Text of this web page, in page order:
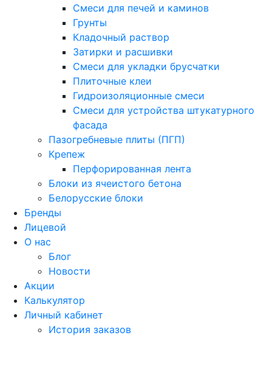
Смеси для печей и каминов
Грунты
Кладочный раствор
Затирки и расшивки
Смеси для укладки брусчатки
Плиточные клеи
Гидроизоляционные смеси
Смеси для устройства штукатурного
фасада
Пазогребневые плиты (ПГП)
Крепеж
Перфорированная лента
Блоки из ячеистого бетона
Белорусские блоки
Бренды
Лицевой
О нас
Блог
Новости
Акции
Калькулятор
Личный кабинет
История заказов